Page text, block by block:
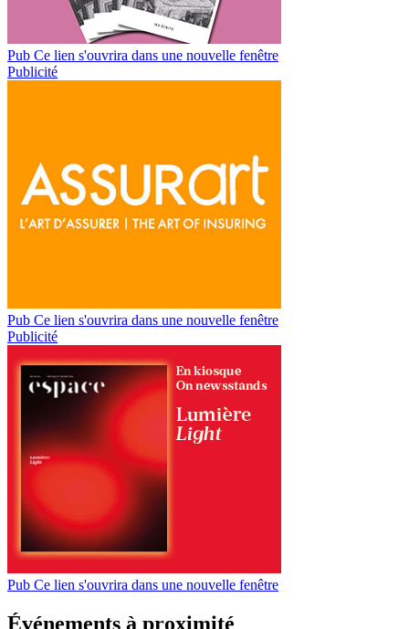
Pub Ce lien s'ouvrira dans une nouvelle fenêtre
Publicité
Pub Ce lien s'ouvrira dans une nouvelle fenêtre
Publicité
Pub Ce lien s'ouvrira dans une nouvelle fenêtre
Événements à proximité